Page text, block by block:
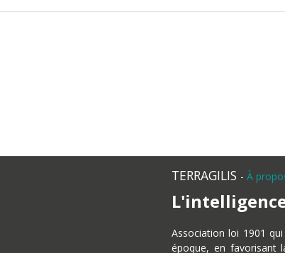
TERRAGILIS - À
Association loi 1901
époque, en favorisant